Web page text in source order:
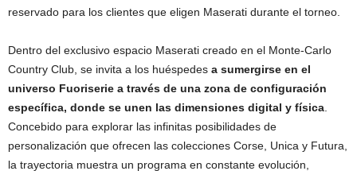
reservado para los clientes que eligen Maserati durante el torneo.
Dentro del exclusivo espacio Maserati creado en el Monte-Carlo
Country Club, se invita a los huéspedes a sumergirse en el
universo Fuoriserie a través de una zona de configuración
específica, donde se unen las dimensiones digital y física
Concebido para explorar las infinitas posibilidades de
personalización que ofrecen las colecciones Corse, Unica y Futura,
la trayectoria muestra un programa en constante evolución,